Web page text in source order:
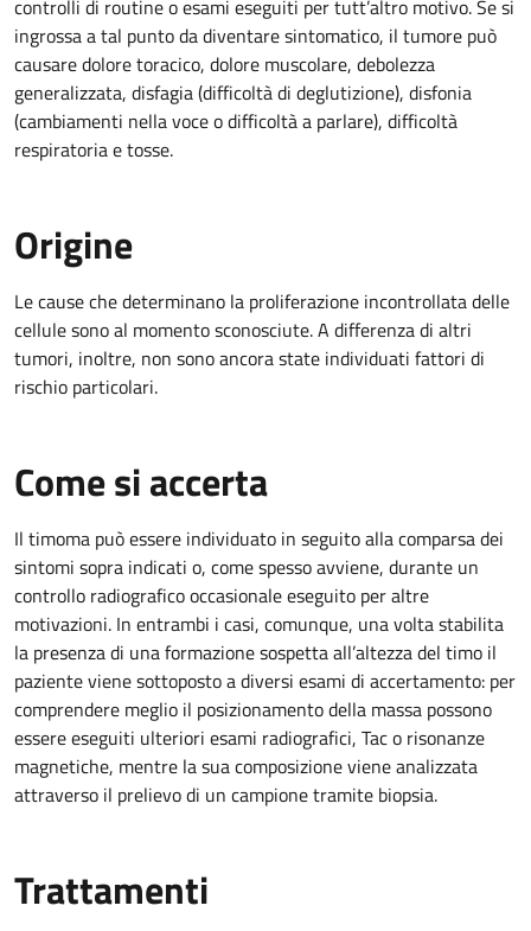
controlli di routine o esami eseguiti per tutt’altro motivo. Se si
ingrossa a tal punto da diventare sintomatico, il tumore può
causare dolore toracico, dolore muscolare, debolezza
generalizzata, disfagia (difficoltà di deglutizione), disfonia
(cambiamenti nella voce o difficoltà a parlare), difficoltà
respiratoria e tosse.
Origine
Le cause che determinano la proliferazione incontrollata delle
cellule sono al momento sconosciute. A differenza di altri
tumori, inoltre, non sono ancora state individuati fattori di
rischio particolari.
Come si accerta
Il timoma può essere individuato in seguito alla comparsa dei
sintomi sopra indicati o, come spesso avviene, durante un
controllo radiografico occasionale eseguito per altre
motivazioni. In entrambi i casi, comunque, una volta stabilita
la presenza di una formazione sospetta all’altezza del timo il
paziente viene sottoposto a diversi esami di accertamento: per
comprendere meglio il posizionamento della massa possono
essere eseguiti ulteriori esami radiografici, Tac o risonanze
magnetiche, mentre la sua composizione viene analizzata
attraverso il prelievo di un campione tramite biopsia.
Trattamenti